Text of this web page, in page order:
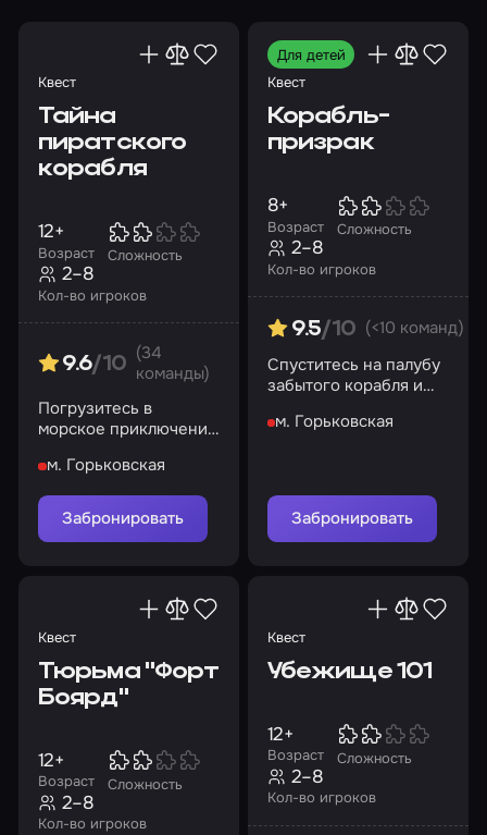
Квест
Тайна
пиратского
корабля
Возраст
12+
Сложность
Кол-во игроков
2–8
9.6/10
(34
команды)
Погрузитесь в
морское приключение
ожившего корабля
м. Горьковская
Забронировать
Для детей
Квест
Корабль-
призрак
Возраст
8+
Сложность
Кол-во игроков
2–8
9.5/10 (<10 команд)
Спуститесь на палубу
забытого корабля и
тайны
м. Горьковская
Забронировать
Квест
Тюрьма "Форт
Боярд"
Возраст
12+
Сложность
Кол-во игроков
2–8
Квест
Убежище 101
Возраст
12+
Сложность
Кол-во игроков
2–8